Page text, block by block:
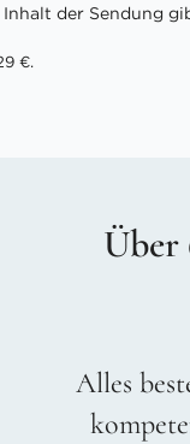
der Sendung
€.
Über
Alles